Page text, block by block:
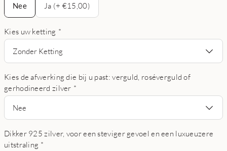
Nee
Ja (+ €15,00)
Kies uw ketting *
Zonder Ketting
Kies de afwerking die bij u past: verguld, roséverguld of
gerhodineerd zilver *
Nee
Dikker 925 zilver, voor een steviger gevoel en een luxueuzere
uitstraling *